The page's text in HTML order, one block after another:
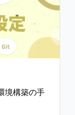
境構築の手